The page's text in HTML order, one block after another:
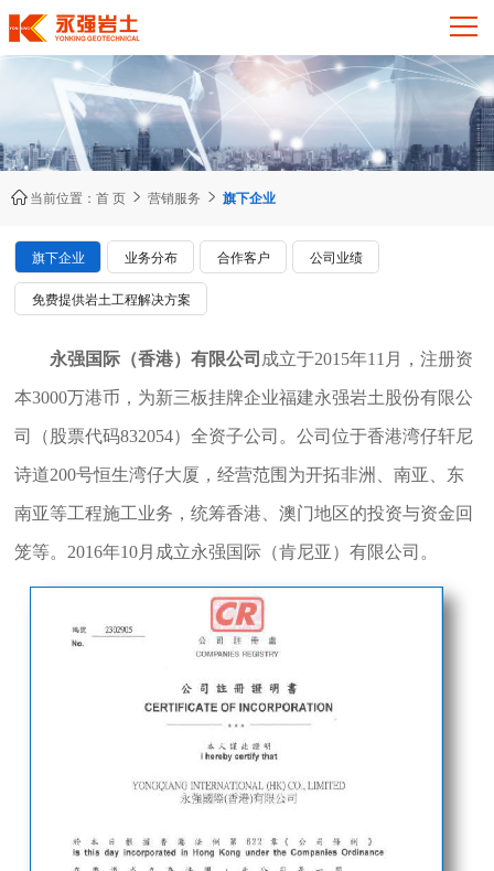
当前位置： 首 页  营销服务  旗下企业
旗下企业 业务分布 合作客户 公司业绩
免费提供岩土工程解决方案
永强国际（香港）有限公司 成立于2015年11月，注册资
本3000万港币，为新三板挂牌企业福建永强岩土股份有限公
司（股票代码832054）全资子公司。公司位于香港湾仔轩尼
诗道200号恒生湾仔大厦，经营范围为开拓非洲、南亚、东
南亚等工程施工业务，统筹香港、澳门地区的投资与资金回
笼等。2016年10月成立永强国际（肯尼亚）有限公司。